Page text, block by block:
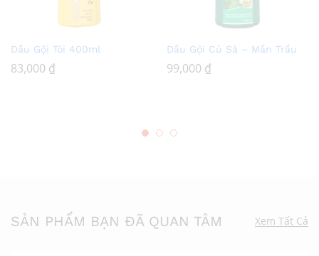
Add
Dầu Gội Tỏi 400ml
83,000 ₫
Add
Dầu Gội Củ Sả – Mần Trầu
99,000 ₫
SẢN PHẨM BẠN ĐÃ QUAN TÂM Xem Tất Cả